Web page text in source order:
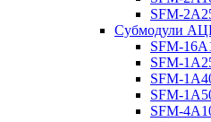
SFM-
Субмодули
SFM-
SFM-
SFM-
SFM-
SFM-